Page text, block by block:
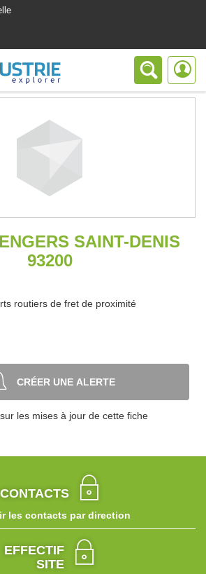
SAINT-DENIS
93200
routiers de fret de proximité
CRÉER UNE ALERTE
les mises à jour de cette fiche
CONTACTS
les contacts par direction
EFFECTIF
SITE